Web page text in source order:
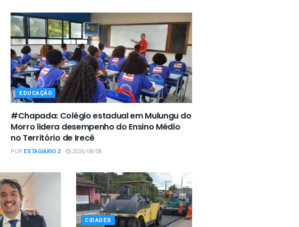
EDUCAÇÃO
#Chapada: Colégio estadual em Mulungu do
Morro lidera desempenho do Ensino Médio
no Território de Irecê
POR ESTAGIÁRIO 2 2026/08/08
CIDADES